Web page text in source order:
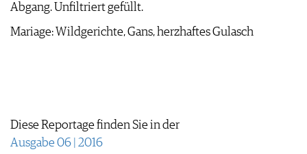
Abgang. Unfiltriert gefüllt.
Mariage: Wildgerichte, Gans, herzhaftes Gulasch
Diese Reportage finden Sie in der
Ausgabe 06 | 2016